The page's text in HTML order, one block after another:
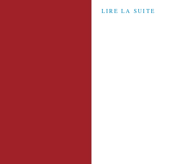
LIRE LA SUITE